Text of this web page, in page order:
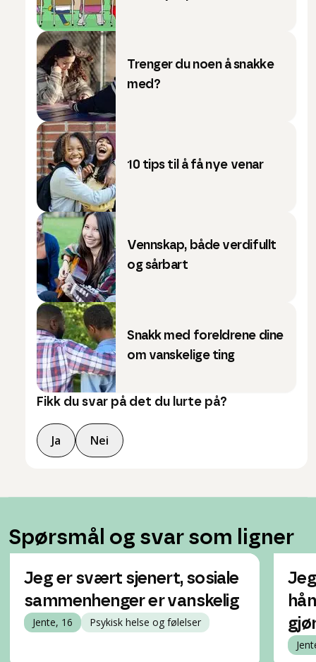
Trenger du noen å snakke
med?
10 tips til å få nye venar
Vennskap, både verdifullt
og sårbart
Snakk med foreldrene dine
om vanskelige ting
Fikk du svar på det du lurte på?
Ja Nei
Spørsmål og svar som ligner
Jeg er svært sjenert, sosiale
sammenhenger er vanskelig
Jente, 16 Psykisk helse og følelser